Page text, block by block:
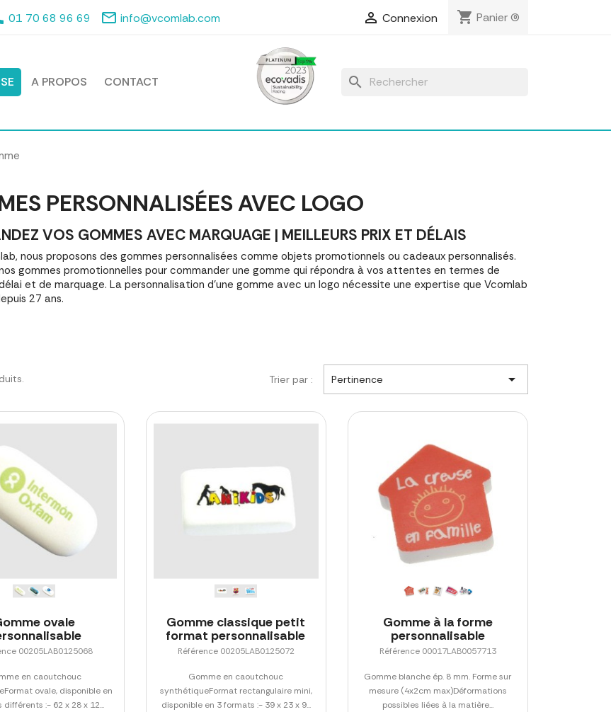
01 70 68 96 69 mail_outline info@vcomlab.com  Connexion shopping_cart Panier(0)
A PROPOS CONTACT search
PERSONNALISÉES AVEC LOGO
VOS GOMMES AVEC MARQUAGE | MEILLEURS PRIX ET DÉLAIS
nous proposons des gommes personnalisées comme objets promotionnels ou cadeaux personnalisés.
gommes promotionnelles pour commander une gomme qui répondra à vos attentes en termes de
et de marquage. La personnalisation d'une gomme avec un logo nécessite une expertise que Vcomlab
27 ans.
Trier par : Pertinence 
ovale
00205LAB0125068
en caoutchouc
ovale, disponible en
différents :- 62 x 28 x 12...
Gomme classique petit
format personnalisable
Référence 00205LAB0125072
Gomme en caoutchouc
synthétiqueFormat rectangulaire mini,
disponible en 3 formats :- 39 x 23 x 9...
Gomme à la forme
personnalisable
Référence 00017LAB0057713
Gomme blanche ép. 8 mm. Forme sur
mesure (4x2cm max)Déformations
possibles liées à la matière...